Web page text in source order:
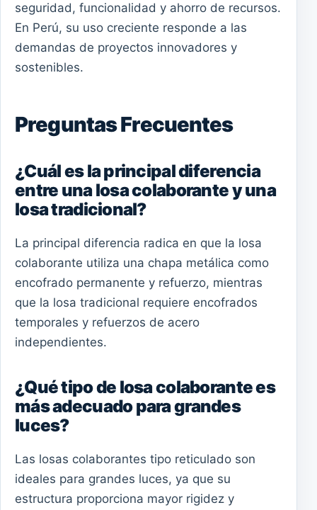
seguridad, funcionalidad y ahorro de recursos.
En Perú, su uso creciente responde a las
demandas de proyectos innovadores y
sostenibles.
Preguntas Frecuentes
¿Cuál es la principal diferencia
entre una losa colaborante y una
losa tradicional?
La principal diferencia radica en que la losa
colaborante utiliza una chapa metálica como
encofrado permanente y refuerzo, mientras
que la losa tradicional requiere encofrados
temporales y refuerzos de acero
independientes.
¿Qué tipo de losa colaborante es
más adecuado para grandes
luces?
Las losas colaborantes tipo reticulado son
ideales para grandes luces, ya que su
estructura proporciona mayor rigidez y